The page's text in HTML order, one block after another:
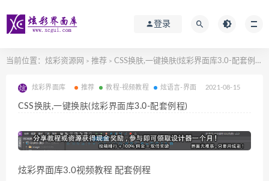
登录
当前位置： 炫彩资源网 > 推荐 > CSS换肤,一键换肤(炫彩界面库3.0-配套例程)
炫彩界面库 推荐 教程-视频教程 炫语言-界面 2021-08-15
CSS换肤,一键换肤(炫彩界面库3.0-配套例程)
炫彩界面库3.0视频教程 配套例程